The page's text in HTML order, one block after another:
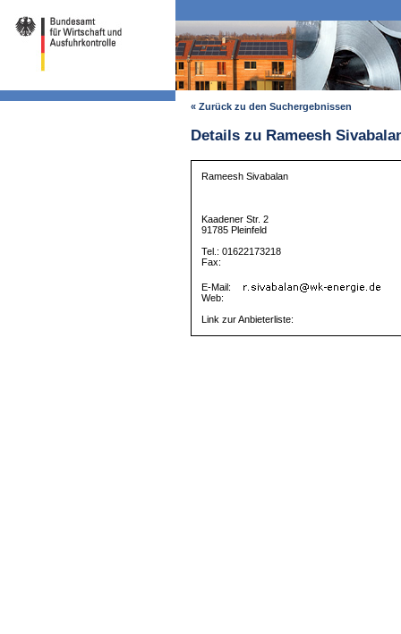
« Zurück zu den Suchergebnissen
Details zu Rameesh
Rameesh Sivabalan
Kaadener Str. 2
91785 Pleinfeld
Tel.: 01622173218
Fax:
E-Mail:
Web:
Link zur Anbieterliste: